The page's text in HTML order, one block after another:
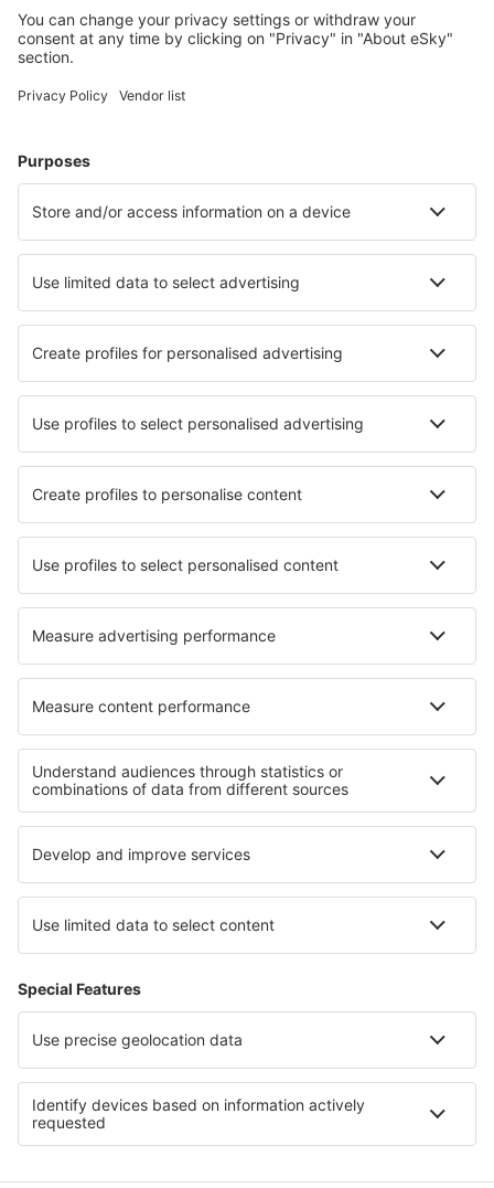
L’alloggio che ti piace
appartamenti e altri.
Hotel in Australia - Città popolari
Hotel a Perth Hotel a Melbourne
Hotel a Sydney Hotel in Gold Coast Hotel in Daylesford
Hotel in Jervis Bay Village Hotel in Tuncurry
Hotel in Leporano Hotel in Ploërdut
Hotel in Calvert City Hotel in Saint-Savinien
Hotel in San Severo Hotel Wieruszów Hotel in Bachy
I migliori hotel - zone
Hotel sulla Sunshine Coast Hotel in Tasmania
Hotel a Gold Coast Hotel in Quindio Hotel a El Hierro
Hotel a Parco nazionale Wolin
Hotel negli Emirati Arabi Uniti